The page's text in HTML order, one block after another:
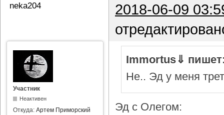
neka204
2018-06-09
Участник
Неактивен
Откуда: Артем Приморский
Immortus⇓
Не.. Эд у меня
Эд с Олегом: